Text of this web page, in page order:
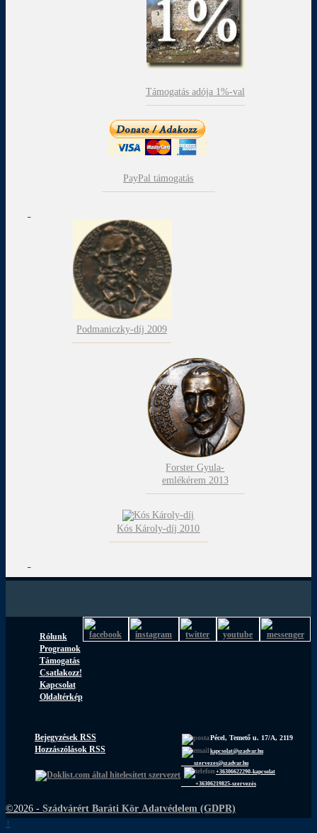
Támogatás adója 1%-val
PayPal támogatás
Podmaniczky-díj 2009
Forster Gyula-
emlékérem 2013
Kós Károly-díj 2010
Rólunk
Programok
Támogatás
Csatlakozz!
Kapcsolat
Oldaltérkép
Bejegyzések RSS
Hozzászólások RSS
Pécel, Temető u. 17/A, 2119
kapcsolat@szadvar.hu
szervezes@szadvar.hu
+36306622290-kapcsolat
+36306219825-szervezés
©2026 - Szádvárért Baráti Kör Adatvédelem (GDPR)
↑